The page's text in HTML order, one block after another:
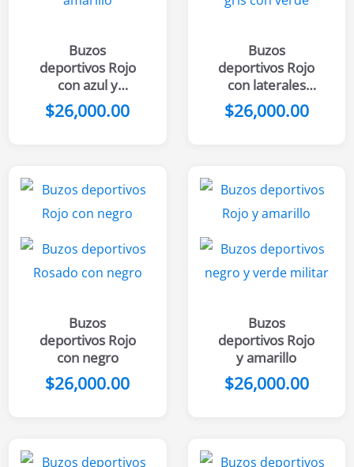
Buzos
deportivos Rojo
con azul y
blanco
$26,000.00
Buzos
deportivos Rojo
con laterales
blancos
$26,000.00
Buzos
deportivos Rojo
con negro
$26,000.00
Buzos
deportivos Rojo
y amarillo
$26,000.00